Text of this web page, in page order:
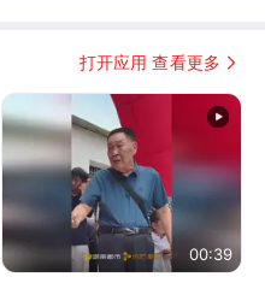
打开应用 查看更多
00:39